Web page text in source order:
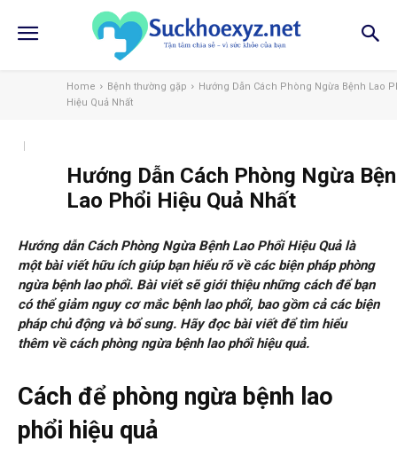
Home Bệnh thường gặp
Hướng Dẫn Cách Phòng Ngừa Bệnh Lao
Hiệu Quả Nhất
Hướng Dẫn Cách Phòng Ngừa
Lao Phổi Hiệu Quả Nhất
Hướng dẫn Cách Phòng Ngừa Bệnh Lao Phổi Hiệu Quả là
một bài viết hữu ích giúp bạn hiểu rõ về các biện pháp phòng
ngừa bệnh lao phổi. Bài viết sẽ giới thiệu những cách để bạn
có thể giảm nguy cơ mắc bệnh lao phổi, bao gồm cả các biện
pháp chủ động và bổ sung. Hãy đọc bài viết để tìm hiểu
thêm về cách phòng ngừa bệnh lao phổi hiệu quả.
Cách để phòng ngừa bệnh lao
phổi hiệu quả